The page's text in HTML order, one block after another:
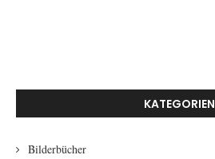
KATEGORIEN
Bilderbücher